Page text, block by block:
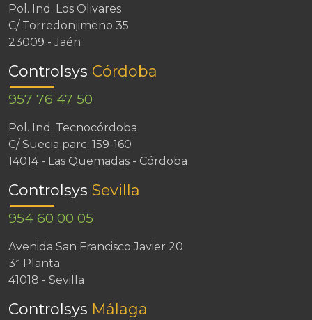
Pol. Ind. Los Olivares
C/ Torredonjimeno 35
23009 - Jaén
Controlsys Córdoba
957 76 47 50
Pol. Ind. Tecnocórdoba
C/ Suecia parc. 159-160
14014 - Las Quemadas - Córdoba
Controlsys Sevilla
954 60 00 05
Avenida San Francisco Javier 20
3ª Planta
41018 - Sevilla
Controlsys Málaga